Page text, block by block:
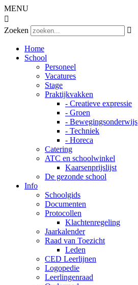
MENU

Zoeken

Home
School
Personeel
Vacatures
Stage
Praktijkvakken
- Creatieve expressie
- Groen
- Bewegingsonderwijs
- Techniek
- Horeca
Catering
ATC en schoolwinkel
Kaarsenprijslijst
De gezonde school
Info
Schoolgids
Documenten
Protocollen
Klachtenregeling
Jaarkalender
Raad van Toezicht
Leden
CED Leerlijnen
Logopedie
Leerlingenraad